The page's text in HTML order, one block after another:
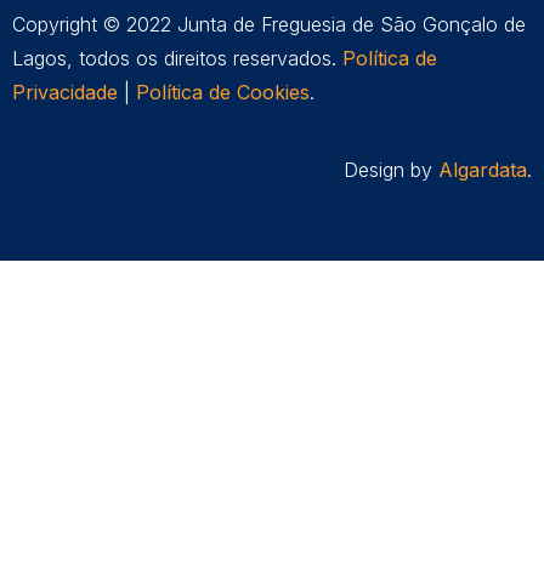
Copyright © 2022 Junta de Freguesia de São Gonçalo de
Lagos, todos os direitos reservados. Política de
Privacidade
Política de Cookies.
Design by Algardata.